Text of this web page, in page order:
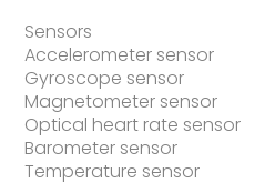
Sensors
Accelerometer sensor
Gyroscope sensor
Magnetometer sensor
Optical heart rate sensor
Barometer sensor
Temperature sensor